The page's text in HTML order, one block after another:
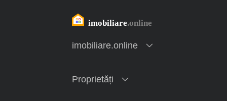
imobiliare.online
Proprietăți